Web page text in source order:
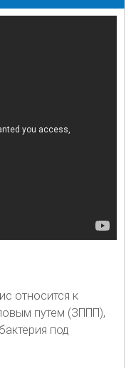
относится к
путем (ЗППП),
под